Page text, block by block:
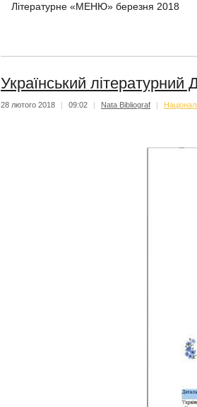
Літературне «МЕНЮ» березня 2018
Український
28 лютого 2018 | 09:02 | Nata Bibliograf |